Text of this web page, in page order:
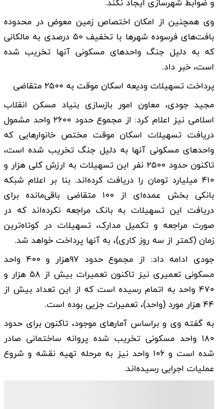
و ضوابط شهرسازی ایجاد نکند.
وی همچنین از امکان اختصاص زمین معوض در محدوده
بافت‌های فرسوده شهر‌ها با تخفیف ۵۰ درصدی به مالکانی
که به دلیل جنگ واحد‌های مسکونی آنها تخریب شده
است، خبر داد.
پرداخت تسهیلات ودیعه اسکان موقت به ۲۵۰۰ متقاضی
مجید جودی، معاون امور بازسازی بنیاد مسکن انقلاب
اسلامی نیز اعلام کرد: از مجموع حدود ۲۶۰۰ واحد مشمول
دریافت تسهیلات اسکان موقت مختص خانوار‌هایی که
واحد‌های مسکونی آنها به دلیل جنگ تخریب شده است،
تاکنون حدود ۲۵۰۰ نفر این تسهیلات به ارزش کلی هزار و
۴۱۰ میلیارد تومان را دریافت کرده‌اند. بنا بر اعلام شبکه
بانکی بخش عمده‌ای از ۱۰۰ متقاضی باقی‌مانده برای
دریافت این تسهیلات به بانک مراجعه نکرده‌اند که در
صورت مراجعه و تکمیل مدارک، تسهیلات در کوتاه‌ترین
زمان (کمتر از سه روز کاری)، به آنها پرداخت خواهد شد.
جودی ادامه داد: از مجموع حدود ۹۷هزار و ۴۰۰ واحد
مسکونی تعمیری نیز تاکنون تعمیرات بیش از ۵۸ هزار و
۴۷۰ واحد به اتمام رسیده است که از این تعداد بیش از
۴۴ هزار مورد (واحد)، تعمیرات جزیی بوده است.
به گفته وی و براساس آمار‌های موجود، تاکنون برای حدود
۱۸۰ واحد مسکونی تخریب شده پروانه ساختمانی صادر
شده است و ۱۰۶ واحد نیز به مرحله تهیه نقشه و شروع
عملیات اجرایی رسیده‌اند.